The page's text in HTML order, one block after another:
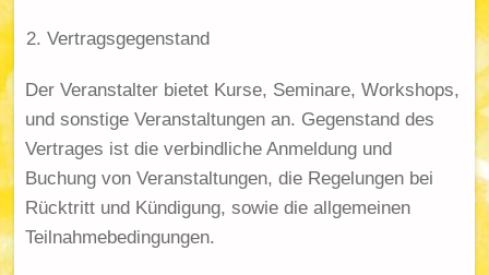
Vertragsgegenstand
Der Veranstalter bietet Kurse, Seminare, Workshops,
und sonstige Veranstaltungen an. Gegenstand des
Vertrages ist die verbindliche Anmeldung und
Buchung von Veranstaltungen, die Regelungen bei
Rücktritt und Kündigung, sowie die allgemeinen
Teilnahmebedingungen.